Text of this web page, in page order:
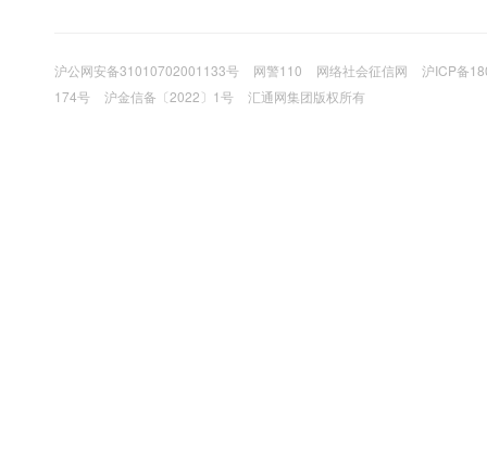
沪公网安备31010702001133号 网警110 网络社会征信网
沪ICP备
174号
沪金信备〔2022〕1号 汇通网集团版权所有